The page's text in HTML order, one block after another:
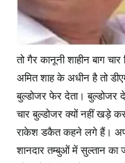
तो गैर कानूनी शाहीन बाग
अमित शाह के अधीन है तो
बुल्डोजर फेर देता। बुल्डोजर
चार बुल्डोजर क्यों नहीं खड़े
राकेश डकैत कहने लगे हैं। अपने
शानदार तम्बुओं में सुल्तान का